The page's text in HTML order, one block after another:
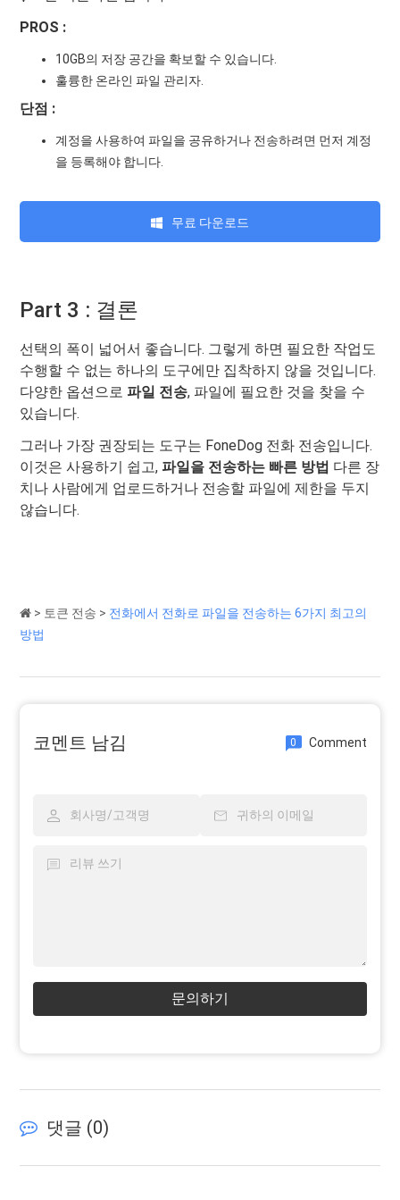
PROS :
10GB의 저장 공간을 확보할 수 있습니다.
훌륭한 온라인 파일 관리자.
단점 :
계정을 사용하여 파일을 공유하거나 전송하려면 먼저 계정
을 등록해야 합니다.
무료 다운로드
Part 3 : 결론
선택의 폭이 넓어서 좋습니다. 그렇게 하면 필요한 작업도
수행할 수 없는 하나의 도구에만 집착하지 않을 것입니다.
다양한 옵션으로파일 전송, 파일에 필요한 것을 찾을 수
있습니다.
그러나 가장 권장되는 도구는 FoneDog 전화 전송입니다.
이것은 사용하기 쉽고,파일을 전송하는 빠른 방법 다른 장
치나 사람에게 업로드하거나 전송할 파일에 제한을 두지
않습니다.
> 토큰 전송 > 전화에서 전화로 파일을 전송하는 6가지 최고의
방법
코멘트 남김 0 Comment
문의하기
댓글 (0)